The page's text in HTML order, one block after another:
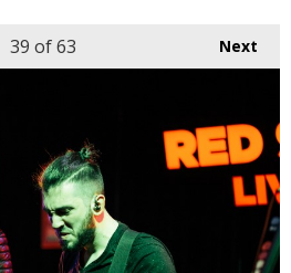
Next
39 of 63